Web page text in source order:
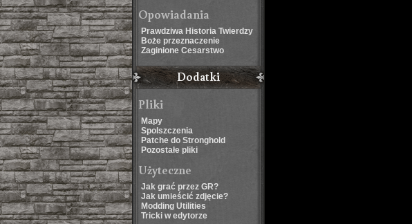
Opowiadania
Prawdziwa Historia Twierdzy
Boże przeznaczenie
Zaginione Cesarstwo
Dodatki
Pliki
Mapy
Spolszczenia
Patche do Stronghold
Pozostałe pliki
Użyteczne
Jak grać przez GR?
Jak umieścić zdjęcie?
Modding Utilities
Tricki w edytorze